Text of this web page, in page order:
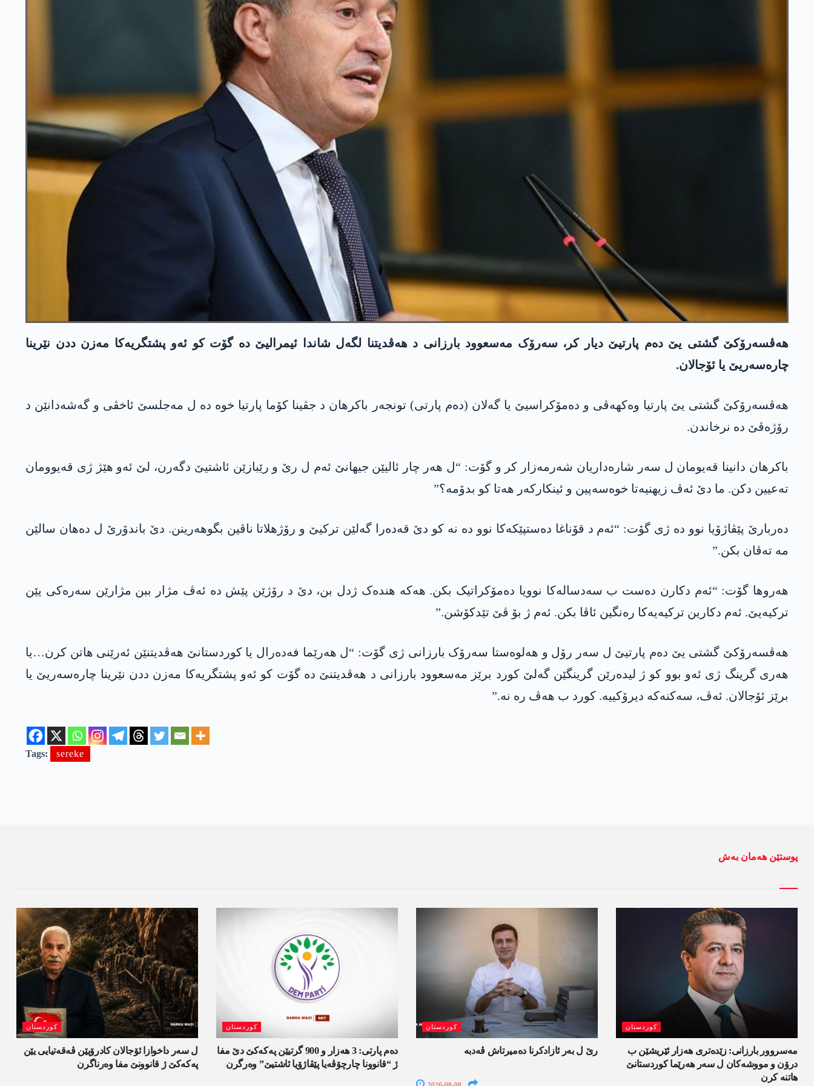
ھەڤسەرۆکێ گشتی یێ دەم پارتیێ دیار کر، سەرۆک مەسعوود بارزانی د ھەڤدیتنا لگەل شاندا ئیمرالیێ دە گۆت کو ئەو پشتگریەکا مەزن ددن نێرینا
چارەسەریێ یا ئۆجالان.
ھەڤسەرۆکێ گشتی یێ پارتیا وەکھەڤی و دەمۆکراسیێ یا گەلان (دەم پارتی) تونجەر باکرھان د جڤینا کۆما پارتیا خوە دە ل مەجلسێ ئاخڤی و گەشەدانێن د
رۆژەڤێ دە نرخاندن.
باکرھان دانینا قەیومان ل سەر شارەداریان شەرمەزار کر و گۆت: “ل ھەر چار ئالیێن جیھانێ ئەم ل رێ و رێبازێن ئاشتیێ دگەرن، لێ ئەو ھێژ ژی قەیوومان
تەعیین دکن. ما دێ ئەڤ زیھنیەتا خوەسەپین و ئینکارکەر ھەتا کو بدۆمە؟”
دەربارێ پێڤاژۆیا نوو دە ژی گۆت: “ئەم د قۆناغا دەستپێکەکا نوو دە نە کو دێ قەدەرا گەلێن ترکیێ و رۆژھلاتا ناڤین بگوھەرینن. دێ باندۆرێ ل دەھان سالێن
مە تەڤان بکن.”
ھەروھا گۆت: “ئەم دکارن دەست ب سەدسالەکا نوویا دەمۆکراتیک بکن. ھەکە ھندەک ژدل بن، دێ د رۆژێن پێش دە ئەڤ مژار ببن مژارێن سەرەکی یێن
ترکیەیێ. ئەم دکارین ترکیەیەکا رەنگین ئاڤا بکن. ئەم ژ بۆ ڤێ تێدکۆشن.”
ھەڤسەرۆکێ گشتی یێ دەم پارتیێ ل سەر رۆل و ھەلوەستا سەرۆک بارزانی ژی گۆت: “ل ھەرێما فەدەرال یا کوردستانێ ھەڤدیتنێن ئەرێنی ھاتن کرن…یا
ھەری گرینگ ژی ئەو بوو کو ژ لیدەرێن گرینگێن گەلێ کورد برێز مەسعوود بارزانی د ھەڤدیتنێ دە گۆت کو ئەو پشتگریەکا مەزن ددن نێرینا چارەسەریێ یا
برێز ئۆجالان. ئەڤ، سەکنەکە دیرۆکییە. کورد ب ھەڤ رە نە.”
Tags: sereke
پوستێن ھەمان بەش
کوردستان
ل سەر داخوازا ئۆجالان کادرۆیێن ڤەقەتیایی یێن
پەکەکێ ژ قانوونێ مفا وەرناگرن
کوردستان
دەم پارتی: 3 ھەزار و 900 گرتیێن پەکەکێ دێ مفا
ژ “قانوونا چارچۆڤەیا پێڤاژۆیا ئاشتیێ” وەرگرن
کوردستان
رێ ل بەر ئازادکرنا دەمیرتاش ڤەدبە
کوردستان
مەسروور بارزانی: زێدەتری ھەزار ئێریشێن ب
درۆن و مووشەکان ل سەر ھەرێما کوردستانێ
ھاتنە کرن